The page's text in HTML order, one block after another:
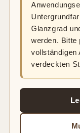
Glanzgrad
werden. Bitte
vollständigen
verdeckten